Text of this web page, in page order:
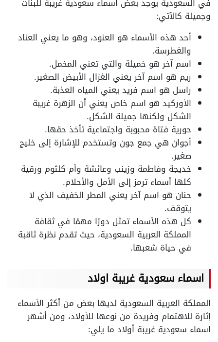
وجميلة كالآتي:
أحد هذه الأسماء هو العنود، وهو ما يعني العناد
والغطرسة.
اسم آخر هو خميلة والتي تعني المخمل.
ريم هو اسم آخر يعني الغزال الأبيض الصغير.
راسل هو اسم فريد يعني المياه العذبة.
الأوركيد هو اسم خاص يعني أن الزهرة غريبة
الشكل ولكنها جميلة الشكل.
حورية فتاة محبوبة واجتماعية تأخذ حقها.
أجوان هي جمع جون وتستخدم للإشارة إلى خليج
صغير.
خديجة وفاطمة وزينب وعائشة وأم كلثوم ورقية
كلها أسماء ترمز إلى الأمل والأحلام.
حنان هو اسم آخر يعني المطر الخفيف الذي لا
يتوقف.
كل هذه الأسماء تمثل دورًا مهمًا في ثقافة
المملكة العربية السعودية، حيث تقدم نظرة ثاقبة
في حياة شعبها.
اسماء سعودية غريبة اولاد
المملكة العربية السعودية لديها بعض من أكثر الأسماء
إثارة للاهتمام وفريدة من نوعها للأولاد، ومن أشهر
اسماء سعودية غريبة أولاد ما يلي: